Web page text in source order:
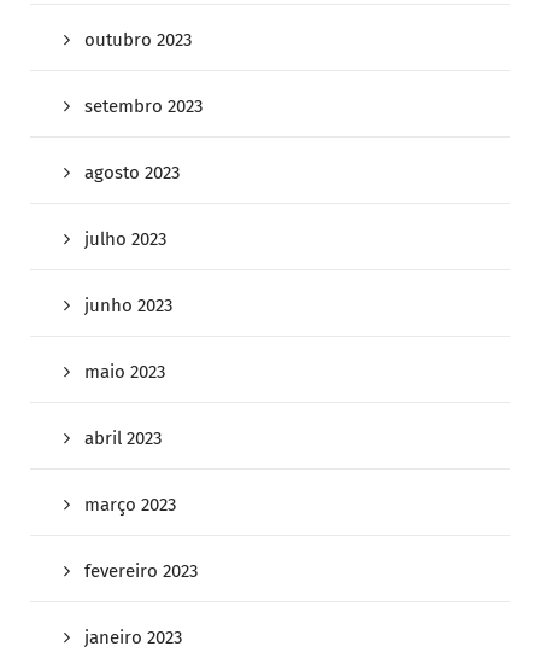
outubro 2023
setembro 2023
agosto 2023
julho 2023
junho 2023
maio 2023
abril 2023
março 2023
fevereiro 2023
janeiro 2023